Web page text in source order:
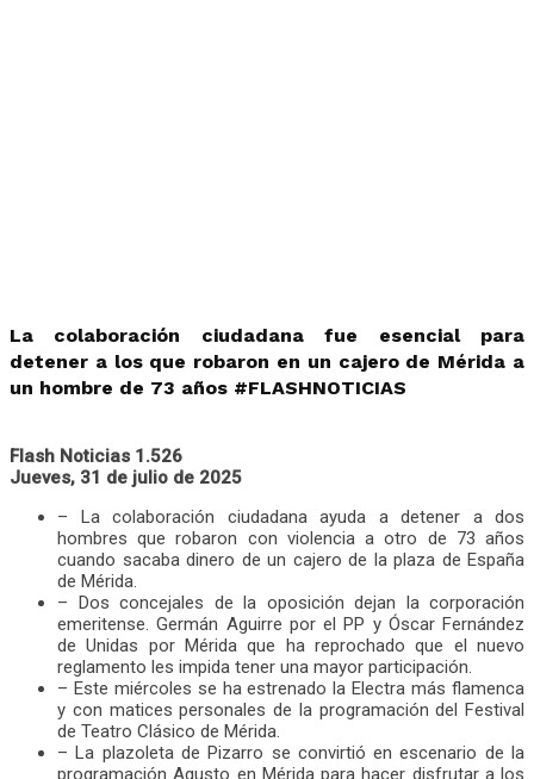
La colaboración ciudadana fue esencial para
detener a los que robaron en un cajero de Mérida a
un hombre de 73 años #FLASHNOTICIAS
Flash Noticias 1.526
Jueves, 31 de julio de 2025
– La colaboración ciudadana ayuda a detener a dos
hombres que robaron con violencia a otro de 73 años
cuando sacaba dinero de un cajero de la plaza de España
de Mérida.
– Dos concejales de la oposición dejan la corporación
emeritense. Germán Aguirre por el PP y Óscar Fernández
de Unidas por Mérida que ha reprochado que el nuevo
reglamento les impida tener una mayor participación.
– Este miércoles se ha estrenado la Electra más flamenca
y con matices personales de la programación del Festival
de Teatro Clásico de Mérida.
– La plazoleta de Pizarro se convirtió en escenario de la
programación Agusto en Mérida para hacer disfrutar a los